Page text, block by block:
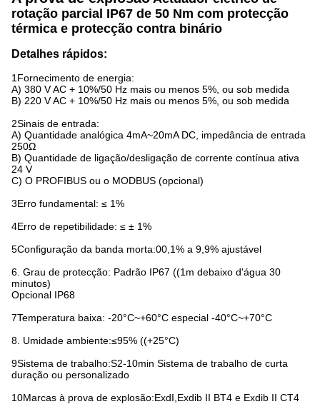
rotação parcial IP67 de 50 Nm com protecção
térmica e protecção contra binário
Detalhes rápidos:
1Fornecimento de energia:
A) 380 V AC + 10%/50 Hz mais ou menos 5%, ou sob medida
B) 220 V AC + 10%/50 Hz mais ou menos 5%, ou sob medida
2Sinais de entrada:
A) Quantidade analógica 4mA~20mA DC, impedância de entrada
250Ω
B) Quantidade de ligação/desligação de corrente contínua ativa
24 V
C) O PROFIBUS ou o MODBUS (opcional)
3Erro fundamental: ≤ 1%
4Erro de repetibilidade: ≤ ± 1%
5Configuração da banda morta:00,1% a 9,9% ajustável
6. Grau de protecção: Padrão IP67 ((1m debaixo d'água 30
minutos)
Opcional IP68
7Temperatura baixa: -20°C~+60°C especial -40°C~+70°C
8. Umidade ambiente:≤95% ((+25°C)
9Sistema de trabalho:S2-10min Sistema de trabalho de curta
duração ou personalizado
10Marcas à prova de explosão:ExdI,Exdib II BT4 e Exdib II CT4